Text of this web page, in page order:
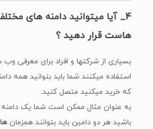
۴_ آیا میتوانید دامنه های
هاست قرار دهید ؟
بسیاری از شرکتها و افراد برای معرفی
استفاده میکنند شما باید بتوانید همه
که خرید میکنید متصل کنید.
باشید هر دو دامین باید بتوانند همزمان